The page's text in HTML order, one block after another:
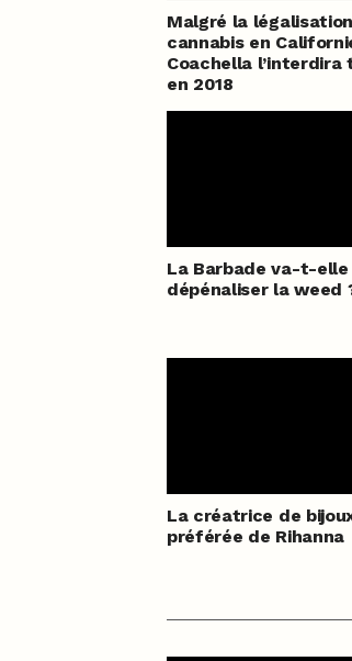
Malgré la
cannabis en
Coachella l’interdira
en 2018
La Barbade va-t-elle
dépénaliser la weed
La créatrice de
préférée de Rihanna